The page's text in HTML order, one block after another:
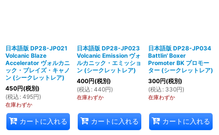
日本語版 DP28-JP021
Volcanic Blaze
Accelerator ヴォルカニ
ック・ブレイズ・キャノ
ン (シークレットレア)
450円(税別)
(税込 : 495円)
在庫わずか
カートに入れる
日本語版 DP28-JP023
Volcanic Emission ヴォ
ルカニック・エミッショ
ン (シークレットレア)
400円(税別)
(税込 : 440円)
在庫わずか
カートに入れる
日本語版 DP28-JP034
Battlin' Boxer
Promoter BK プロモー
ター (シークレットレア)
300円(税別)
(税込 : 330円)
在庫わずか
カートに入れる